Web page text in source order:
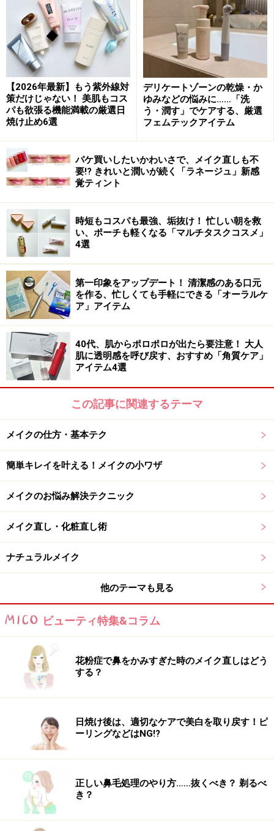
M・A・C ミネラライズ スキンフィニッシュ ソフト&ジェン
トル
そんなときにおすすめなのが、ベージュやブラウン系の
肌馴染みの良いハイライト。M・A・Cのミネラライズ ス
キンフィニッシュ「ソフト&ジェントル」は、見た目は
ブラウンなのに肌にのせると自然に馴染み、ツヤのある
発光肌に導いてくれます。キャビンアテンダントの間で
も「それどこの？」と聞かれるくらい評価が高いそう。
ブルー系やパープル系の透明感の高いハイライトだと浮
いてしまうという肌色の方にもおすすめです。
■商品情報
M・A・Cミネラライズ スキンフィニッシュ ソフト&
ジェントル 4200円（税別）
湧き出るような血色感を生み出すチークテ
顔色を良く見せ、表情を明るく見せてくれるチーク。明
るさと好感度が大切なCAにとって欠かせないアイテムで
もあります。
メイク直しの際も必ずチークをひとはけして明るさを補
ひと手間が。
それはチークの上にハイライトをサッとのせること。
いかにもチークを塗りましたという感じを和らげ、肌か
ら湧き出るようなツヤ感を表現することができます。こ
の時に使用するハイライトはチークと馴染みの良いピン
ク系のものがおすすめ。
ーク
IPSA フェイスカラー デザイニング パレット PK101
キャビンアテンダントのメイクポーチに必ず1つ入って
【2026年最新】もう紫外線対
策だけじゃない！ 美肌もコス
パも欲張る機能満載の厳選日
焼け止め6選
デリケートゾーンの乾燥・か
ゆみなどの悩みに……「洗
う・潤す」でケアする、厳選
フェムテックアイテム
パケ買いしたいかわいさで、メイク直しも不
要!? きれいと潤いが続く「ラネージュ」新感
覚ティント
時短もコスパも最強、垢抜け！ 忙しい朝を救
い、ポーチも軽くなる「マルチタスクコスメ」
4選
第一印象をアップデート！ 清潔感のある口元
を作る、忙しくても手軽にできる「オーラルケ
ア」アイテム
40代、肌からポロポロが出たら要注意！ 大人
肌に透明感を呼び戻す、おすすめ「角質ケア」
アイテム4選
この記事に関連するテーマ
メイクの仕方・基本テク
簡単キレイを叶える！メイクの小ワザ
メイクのお悩み解決テクニック
メイク直し・化粧直し術
ナチュラルメイク
他のテーマも見る
ビューティ特集&コラム
花粉症で鼻をかみすぎた時のメイク直しはどう
する？
日焼け後は、適切なケアで美白を取り戻す！ピ
ーリングなどはNG!?
正しい鼻毛処理のやり方……抜くべき？ 剃るべ
き？